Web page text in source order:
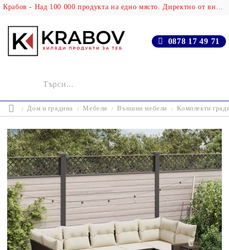
Крабов - Над 100 000 продукта на едно място. Директно от вносителя!
0878 17 49 71
Дом и градина Мебели Външни мебели Комплекти